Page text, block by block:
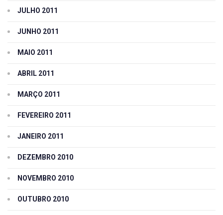
JULHO 2011
JUNHO 2011
MAIO 2011
ABRIL 2011
MARÇO 2011
FEVEREIRO 2011
JANEIRO 2011
DEZEMBRO 2010
NOVEMBRO 2010
OUTUBRO 2010